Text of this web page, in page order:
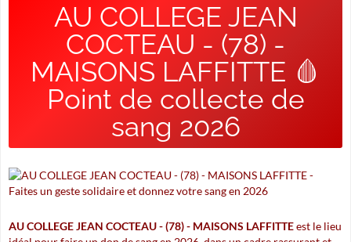
AU COLLEGE JEAN
COCTEAU - (78) -
MAISONS LAFFITTE 🩸
Point de collecte de
sang 2026
AU COLLEGE JEAN COCTEAU - (78) - MAISONS LAFFITTEest le lieu